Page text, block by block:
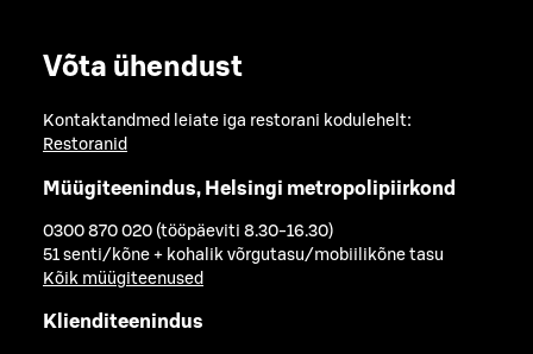
Võta ühendust
Kontaktandmed leiate iga restorani kodulehelt:
Restoranid
Müügiteenindus, Helsingi metropolipiirkond
0300 870 020 (tööpäeviti 8.30-16.30)
51 senti/kõne + kohalik võrgutasu/mobiilikõne tasu
Kõik müügiteenused
Klienditeenindus